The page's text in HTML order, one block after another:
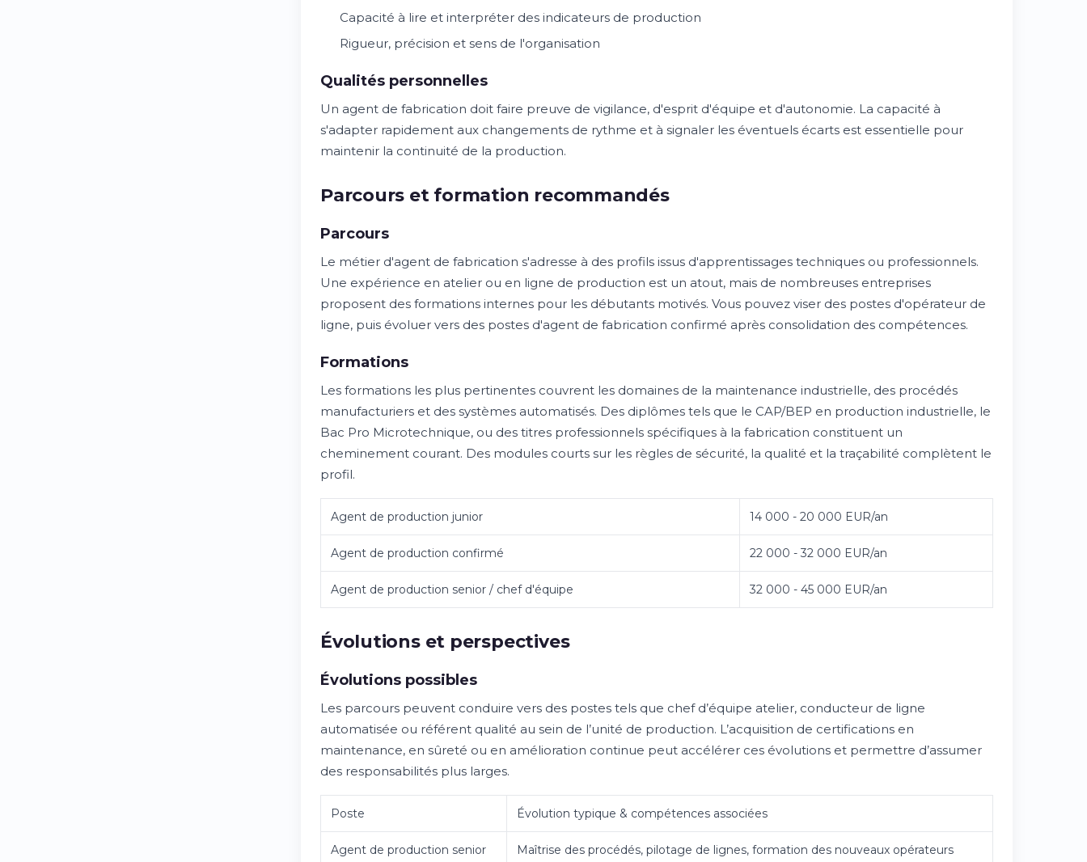
Capacité à lire et interpréter des indicateurs de production
Rigueur, précision et sens de l'organisation
Qualités personnelles
Un agent de fabrication doit faire preuve de vigilance, d'esprit d'équipe et d'autonomie. La capacité à
s'adapter rapidement aux changements de rythme et à signaler les éventuels écarts est essentielle pour
maintenir la continuité de la production.
Parcours et formation recommandés
Parcours
Le métier d'agent de fabrication s'adresse à des profils issus d'apprentissages techniques ou professionnels.
Une expérience en atelier ou en ligne de production est un atout, mais de nombreuses entreprises
proposent des formations internes pour les débutants motivés. Vous pouvez viser des postes d'opérateur de
ligne, puis évoluer vers des postes d'agent de fabrication confirmé après consolidation des compétences.
Formations
Les formations les plus pertinentes couvrent les domaines de la maintenance industrielle, des procédés
manufacturiers et des systèmes automatisés. Des diplômes tels que le CAP/BEP en production industrielle, le
Bac Pro Microtechnique, ou des titres professionnels spécifiques à la fabrication constituent un
cheminement courant. Des modules courts sur les règles de sécurité, la qualité et la traçabilité complètent le
profil.
Agent de production junior 14 000 - 20 000 EUR/an
Agent de production confirmé 22 000 - 32 000 EUR/an
Agent de production senior / chef d'équipe 32 000 - 45 000 EUR/an
Évolutions et perspectives
Évolutions possibles
Les parcours peuvent conduire vers des postes tels que chef d’équipe atelier, conducteur de ligne
automatisée ou référent qualité au sein de l’unité de production. L’acquisition de certifications en
maintenance, en sûreté ou en amélioration continue peut accélérer ces évolutions et permettre d’assumer
des responsabilités plus larges.
Poste Évolution typique & compétences associées
Agent de production senior Maîtrise des procédés, pilotage de lignes, formation des nouveaux opérateurs